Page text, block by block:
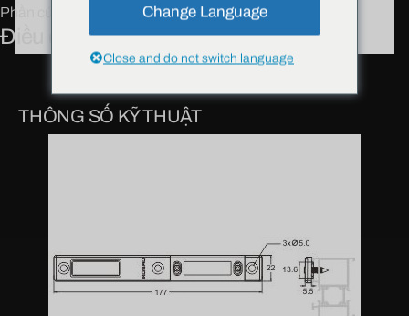
Phần cứng
Điều chỉnh cú đánh chính
THÔNG SỐ KỸ THUẬT
Change Language
Close and do not switch language